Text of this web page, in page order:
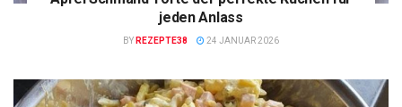
jeden Anlass
BY REZEPTE38 24 JANUAR 2026